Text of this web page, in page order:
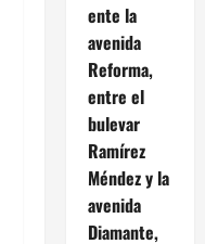
ente la
avenida
Reforma,
entre el
bulevar
Ramírez
Méndez y la
avenida
Diamante,